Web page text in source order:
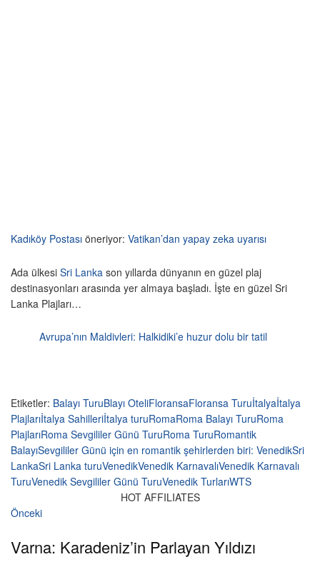
Kadıköy Postası öneriyor: Vatikan’dan yapay zeka uyarısı
Ada ülkesi Sri Lanka son yıllarda dünyanın en güzel plaj
destinasyonları arasında yer almaya başladı. İşte en güzel Sri
Lanka Plajları…
Avrupa’nın Maldivleri: Halkidiki’e huzur dolu bir tatil
Etiketler: Balayı TuruBlayı OteliFloransaFloransa Turuİtalyaİtalya
Plajlarıİtalya Sahilleriİtalya turuRomaRoma Balayı TuruRoma
PlajlarıRoma Sevgililer Günü TuruRoma TuruRomantik
BalayıSevgililer Günü için en romantik şehirlerden biri: VenedikSri
LankaSri Lanka turuVenedikVenedik KarnavalıVenedik Karnavalı
TuruVenedik Sevgililer Günü TuruVenedik TurlarıWTS
HOT AFFILIATES
Önceki
Varna: Karadeniz’in Parlayan Yıldızı